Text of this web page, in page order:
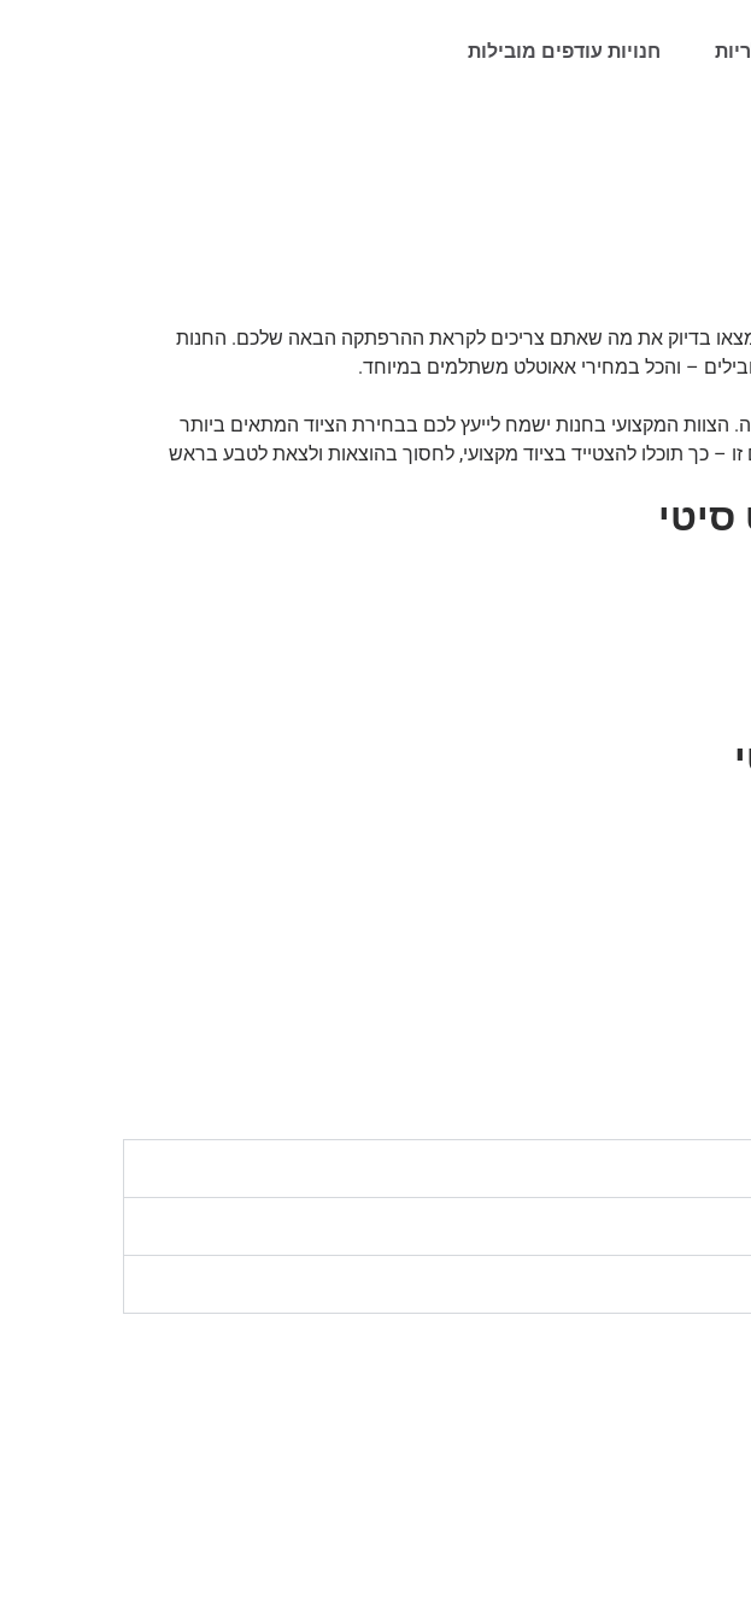
חנויות עודפים מובילות
תמצאו בדיוק את מה שאתם צריכים לקראת ההרפתקה הבאה שלכם. החנות
– והכל במחירי אאוטלט משתלמים במיוחד.
הצוות המקצועי בחנות ישמח לייעץ לכם בבחירת הציוד המתאים ביותר
– כך תוכלו להצטייד בציוד מקצועי, לחסוך בהוצאות ולצאת לטבע בראש